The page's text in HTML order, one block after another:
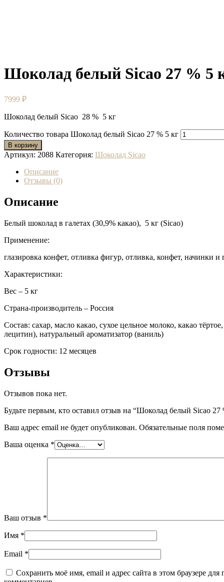
Шоколад белый Sicao 27 % 5
7999 ₽
Шоколад белый Sicao 28 % 5 кг
Количество товара Шоколад белый Sicao 27 % 5 кг
В корзину
Артикул: 2088 Категория: Шоколад Sicao
Описание
Отзывы (0)
Описание
Белый шоколад в галетах (30,9% какао), 5 кг (Sicao)
Применение:
глазировка конфет, отливка фигур, отливка, конфет, начинки и
Характеристики:
Вес – 5 кг
Страна-производитель – Россия
Состав: сахар, масло какао, сухое цельное молоко, какао
лецитин), натуральный ароматизатор (ваниль)
Срок годности: 12 месяцев
Отзывы
Отзывов пока нет.
Будьте первым, кто оставил отзыв на “Шоколад белый Sicao 27
Ваш адрес email не будет опубликован. Обязательные поля
Ваша оценка *
Ваш отзыв *
Имя *
Email *
Сохранить моё имя, email и адрес сайта в этом браузере